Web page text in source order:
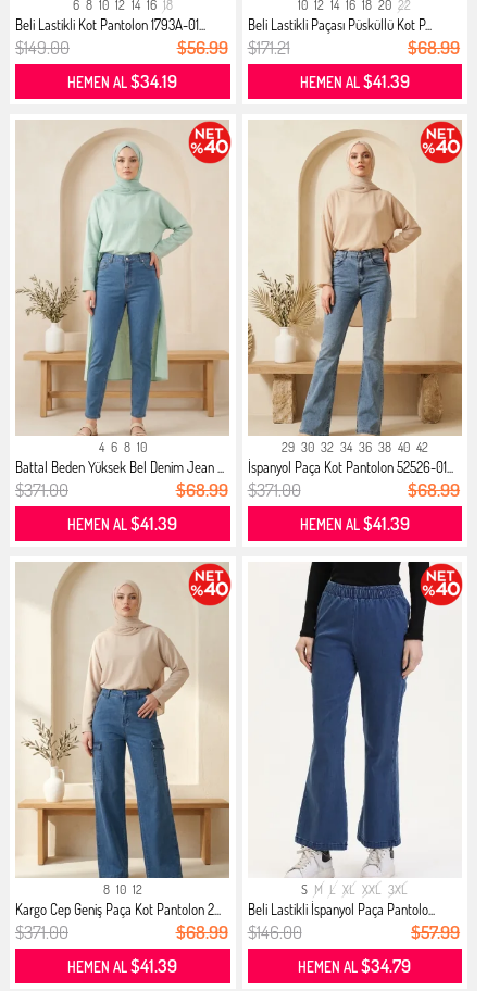
6 8 10 12 14 16 18
Beli Lastikli Kot Pantolon 1793A-01...
$149.00 $56.99
HEMEN AL$34.19
10 12 14 16 18 20 22
Beli Lastikli Paçası Püsküllü Kot P...
$171.21 $68.99
HEMEN AL$41.39
4 6 8 10
Battal Beden Yüksek Bel Denim Jean ...
$371.00 $68.99
HEMEN AL$41.39
29 30 32 34 36 38 40 42
İspanyol Paça Kot Pantolon 52526-01...
$371.00 $68.99
HEMEN AL$41.39
8 10 12
Kargo Cep Geniş Paça Kot Pantolon 2...
$371.00 $68.99
HEMEN AL$41.39
S M L XL XXL 3XL
Beli Lastikli İspanyol Paça Pantolo...
$146.00 $57.99
HEMEN AL$34.79